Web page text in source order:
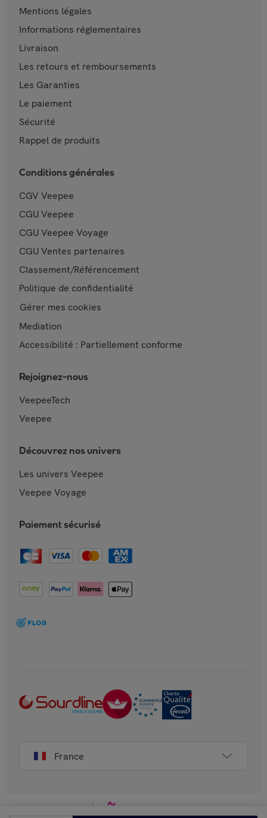
Mentions légales
Informations réglementaires
Livraison
Les retours et remboursements
Les Garanties
Le paiement
Sécurité
Rappel de produits
Conditions générales
CGV Veepee
CGU Veepee
CGU Veepee Voyage
CGU Ventes partenaires
Classement/Référencement
Politique de confidentialité
Gérer mes cookies
Mediation
Accessibilité : Partiellement conforme
Rejoignez-nous
VeepeeTech
Veepee
Découvrez nos univers
Les univers Veepee
Veepee Voyage
Paiement sécurisé
France